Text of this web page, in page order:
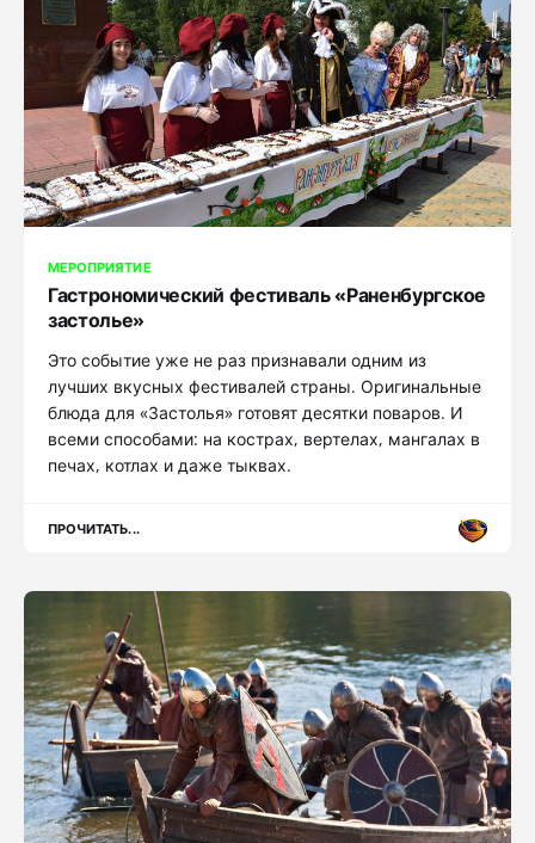
МЕРОПРИЯТИЕ
Гастрономический фестиваль «Раненбургское
застолье»
Это событие уже не раз признавали одним из
лучших вкусных фестивалей страны. Оригинальные
блюда для «Застолья» готовят десятки поваров. И
всеми способами: на кострах, вертелах, мангалах в
печах, котлах и даже тыквах.
ПРОЧИТАТЬ...